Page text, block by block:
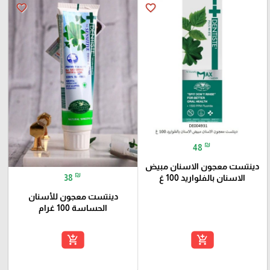
favorite_border
48 ₪
دينتست معجون الاسنان مبيض
الاسنان بالفلواريد 100 غ
add_shopping_cart
favorite_border
38 ₪
دينتست معجون للأسنان
الحساسة 100 غرام
add_shopping_cart